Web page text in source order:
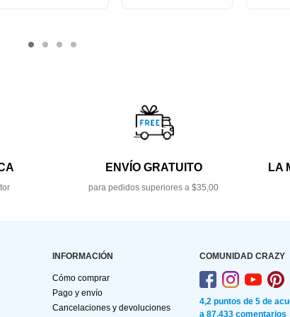
ENVÍO GRATUITO
para pedidos superiores a $35,00
LA
INFORMACIÓN
Cómo comprar
Pago y envío
Cancelaciones y devoluciones
COMUNIDAD CRAZY
4,2 puntos de 5 de
a 87.433 comentarios